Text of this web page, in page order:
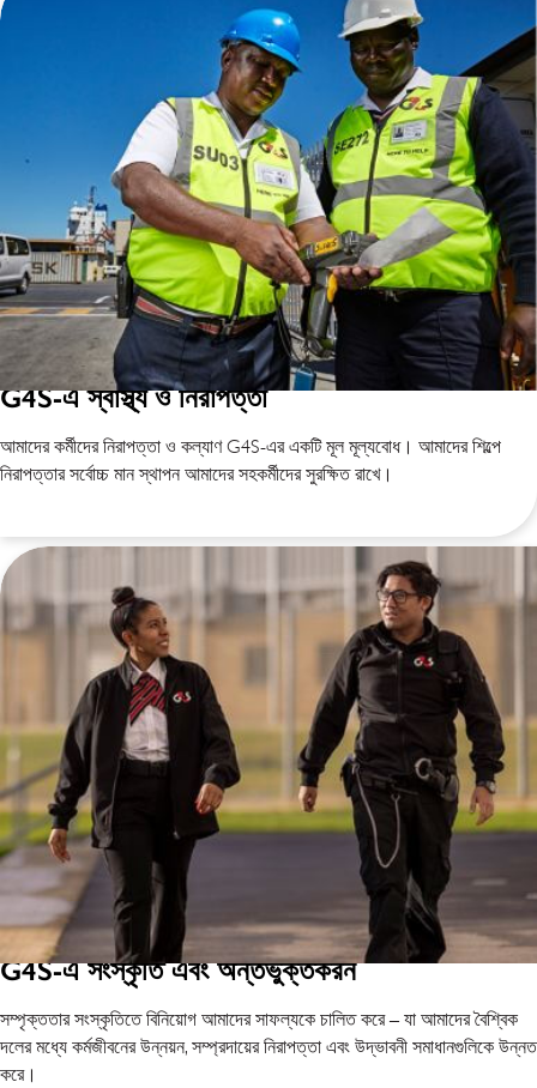
G4S-এ স্বাস্থ্য ও নিরাপত্তা
আমাদের কর্মীদের নিরাপত্তা ও কল্যাণ G4S-এর একটি মূল মূল্যবোধ। আমাদের শিল্পে
নিরাপত্তার সর্বোচ্চ মান স্থাপন আমাদের সহকর্মীদের সুরক্ষিত রাখে।
G4S-এ সংস্কৃতি এবং অন্তর্ভুক্তকরন
সম্পৃক্ততার সংস্কৃতিতে বিনিয়োগ আমাদের সাফল্যকে চালিত করে – যা আমাদের বৈশ্বিক
দলের মধ্যে কর্মজীবনের উন্নয়ন, সম্প্রদায়ের নিরাপত্তা এবং উদ্ভাবনী সমাধানগুলিকে উন্নত
করে।